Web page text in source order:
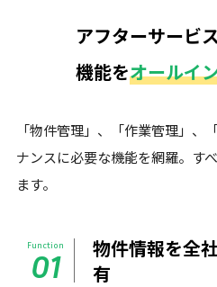
アフターサービ
機能をオールイ
「物件管理」、「作業管理」、
ナンスに必要な機能を網羅。す
ます。
Function
01 物件情報を全
有